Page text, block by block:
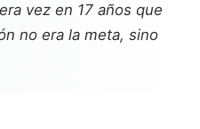
vez en 17 años que
no era la meta, sino